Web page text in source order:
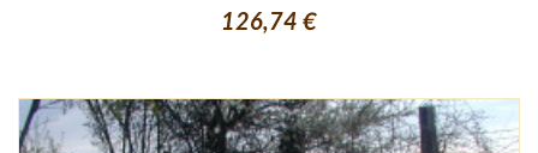
126,74 €